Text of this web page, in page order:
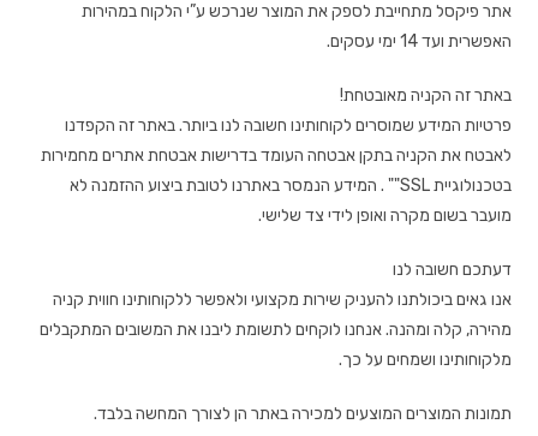
אתר פיקסל מתחייבת לספק את המוצר שנרכש ע”י הלקוח במהירות
האפשרית ועד 14 ימי עסקים.
באתר זה הקניה מאובטחת!
פרטיות המידע שמוסרים לקוחותינו חשובה לנו ביותר. באתר זה הקפדנו
לאבטח את הקניה בתקן אבטחה העומד בדרישות אבטחת אתרים מחמירות
בטכנולוגיית SSL"" . המידע הנמסר באתרנו לטובת ביצוע ההזמנה לא
מועבר בשום מקרה ואופן לידי צד שלישי.
דעתכם חשובה לנו
אנו גאים ביכולתנו להעניק שירות מקצועי ולאפשר ללקוחותינו חווית קניה
מהירה, קלה ומהנה. אנחנו לוקחים לתשומת ליבנו את המשובים המתקבלים
מלקוחותינו ושמחים על כך.
תמונות המוצרים המוצעים למכירה באתר הן לצורך המחשה בלבד.